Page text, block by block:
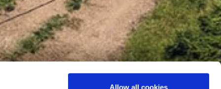
Allow all cookies